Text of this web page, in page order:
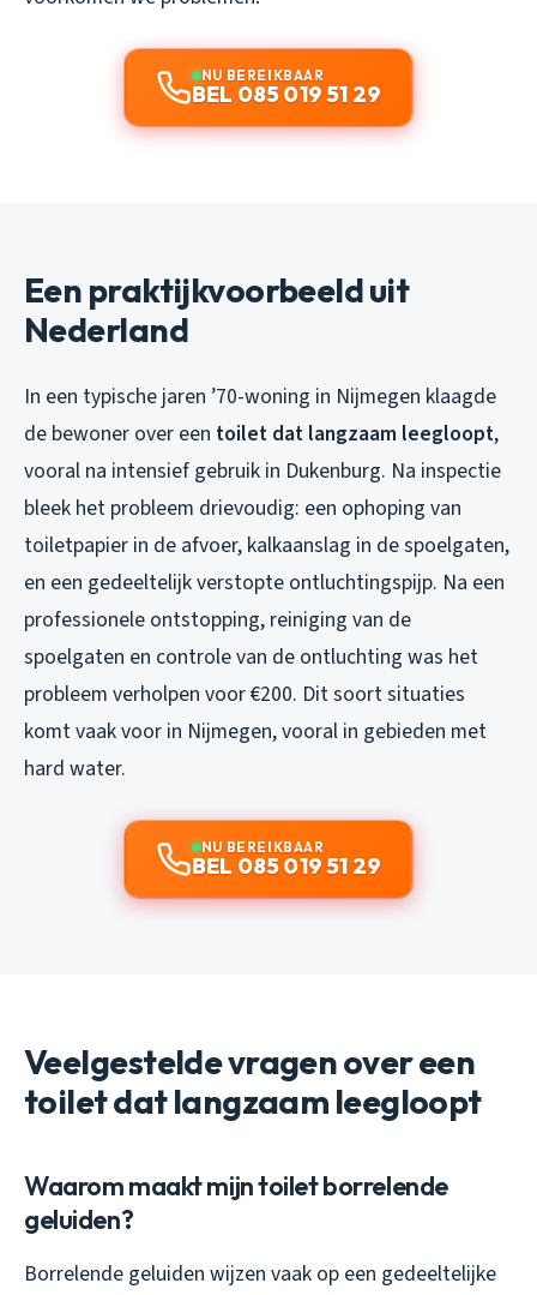
NU BEREIKBAAR
BEL 085 019 51 29
Een praktijkvoorbeeld uit
Nederland
In een typische jaren ’70-woning in Nijmegen klaagde
de bewoner over een toilet dat langzaam leegloopt,
vooral na intensief gebruik in Dukenburg. Na inspectie
bleek het probleem drievoudig: een ophoping van
toiletpapier in de afvoer, kalkaanslag in de spoelgaten,
en een gedeeltelijk verstopte ontluchtingspijp. Na een
professionele ontstopping, reiniging van de
spoelgaten en controle van de ontluchting was het
probleem verholpen voor €200. Dit soort situaties
komt vaak voor in Nijmegen, vooral in gebieden met
hard water.
NU BEREIKBAAR
BEL 085 019 51 29
Veelgestelde vragen over een
toilet dat langzaam leegloopt
Waarom maakt mijn toilet borrelende
geluiden?
Borrelende geluiden wijzen vaak op een gedeeltelijke